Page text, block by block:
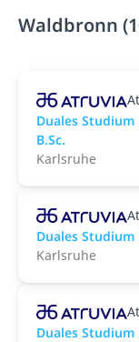
Waldbronn
Duales
B.Sc.
Karlsruhe
Duales
Karlsruhe
Duales